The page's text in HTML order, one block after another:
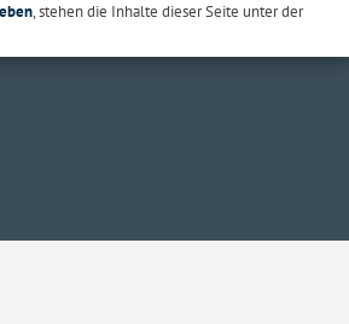
, stehen die Inhalte dieser Seite unter der